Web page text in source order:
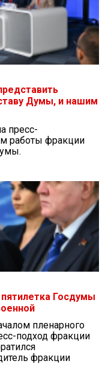
Думы, и нашим
пресс-
работы фракции
Госдумы
пленарного
подход фракции
фракции